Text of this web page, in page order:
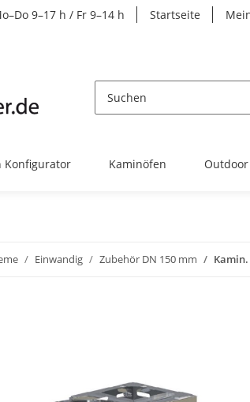
9–17 h / Fr 9–14 h Startseite
Konfigurator Kaminöfen Outdoor
Einwandig Zubehör DN 150 mm